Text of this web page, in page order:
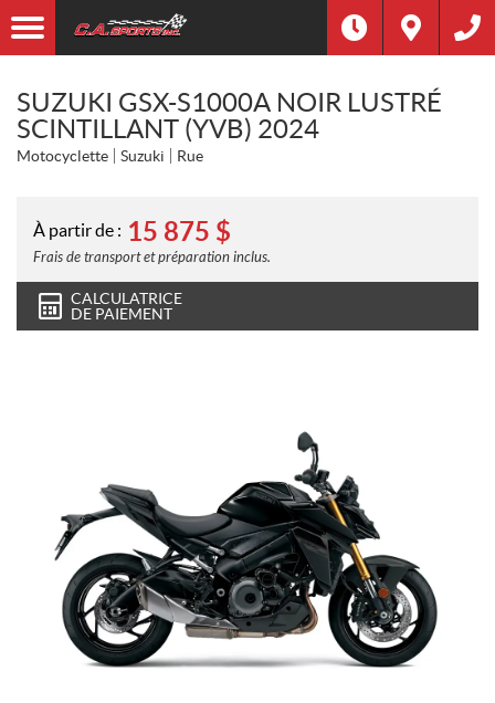
SUZUKI GSX-S1000A NOIR LUSTRÉ
SCINTILLANT (YVB) 2024
Motocyclette Suzuki Rue
À partir de : 15 875 $
Frais de transport et préparation inclus.
CALCULATRICE
DE PAIEMENT